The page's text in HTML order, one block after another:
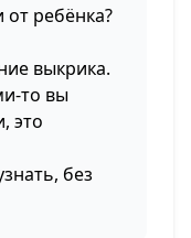
от ребёнка?
выкрика.
то вы
это
без